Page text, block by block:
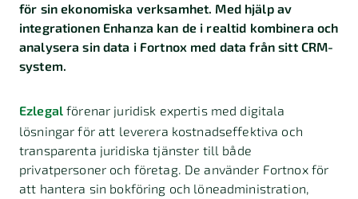
för sin ekonomiska verksamhet. Med hjälp av
integrationen Enhanza kan de i realtid kombinera och
analysera sin data i Fortnox med data från sitt CRM-
system.
Ezlegal förenar juridisk expertis med digitala
lösningar för att leverera kostnadseffektiva och
transparenta juridiska tjänster till både
privatpersoner och företag. De använder Fortnox för
att hantera sin bokföring och löneadministration,